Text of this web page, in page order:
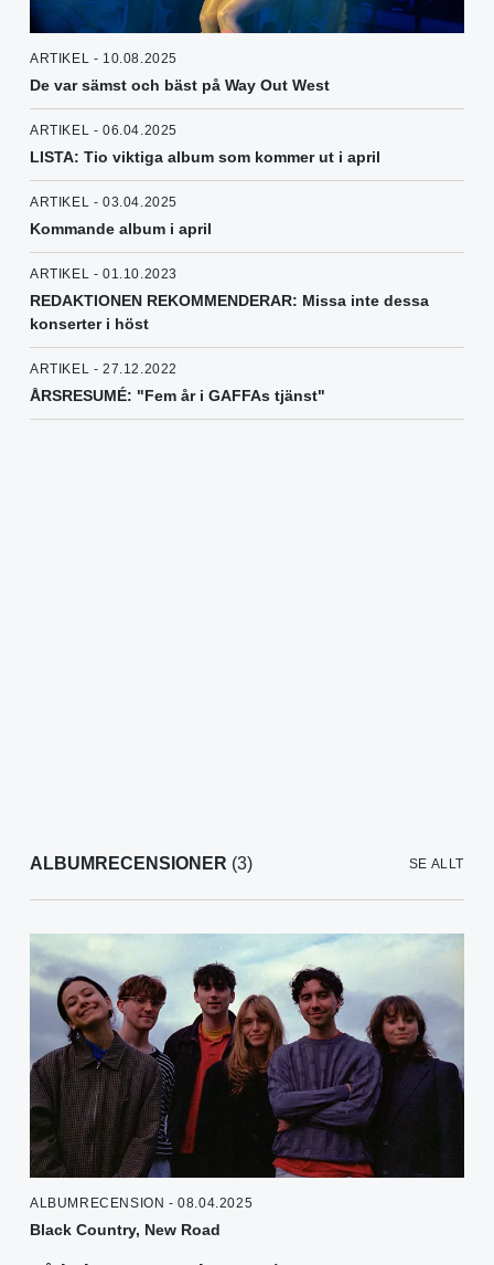
ARTIKEL - 10.08.2025
De var sämst och bäst på Way Out West
ARTIKEL - 06.04.2025
LISTA: Tio viktiga album som kommer ut i april
ARTIKEL - 03.04.2025
Kommande album i april
ARTIKEL - 01.10.2023
REDAKTIONEN REKOMMENDERAR: Missa inte dessa
konserter i höst
ARTIKEL - 27.12.2022
ÅRSRESUMÉ: "Fem år i GAFFAs tjänst"
ALBUMRECENSIONER (3) SE ALLT
ALBUMRECENSION - 08.04.2025
Black Country, New Road